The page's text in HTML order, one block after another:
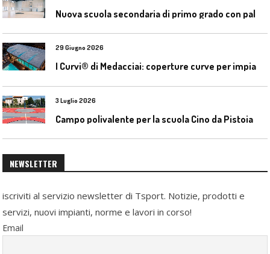
29 Giugno 2026
3 Luglio 2026
Campo polivalente per la scuola Cino da Pistoia
NEWSLETTER
iscriviti al servizio newsletter di Tsport. Notizie, prodotti e
servizi, nuovi impianti, norme e lavori in corso!
Email